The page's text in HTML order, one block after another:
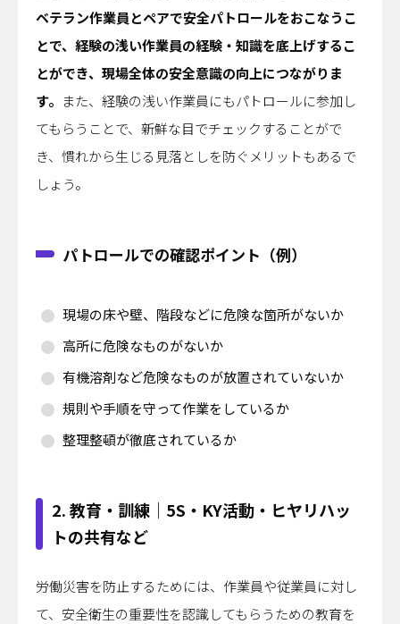
ベテラン作業員とペアで安全パトロールをおこなうこ
とで、経験の浅い作業員の経験・知識を底上げするこ
とができ、現場全体の安全意識の向上につながりま
す。 また、経験の浅い作業員にもパトロールに参加し
てもらうことで、新鮮な目でチェックすることがで
き、慣れから生じる見落としを防ぐメリットもあるで
しょう。
パトロールでの確認ポイント（例）
現場の床や壁、階段などに危険な箇所がないか
高所に危険なものがないか
有機溶剤など危険なものが放置されていないか
規則や手順を守って作業をしているか
整理整頓が徹底されているか
2. 教育・訓練｜5S・KY活動・ヒヤリハッ
トの共有など
労働災害を防止するためには、作業員や従業員に対し
て、安全衛生の重要性を認識してもらうための教育を